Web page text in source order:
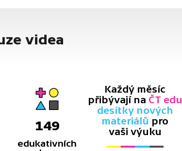
videa
149
edukativních
Každý měsíc
přibývají na ČT edu
desítky nových
materiálů pro
vaši výuku